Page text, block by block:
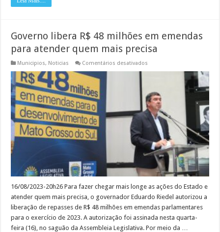
Governo libera R$ 48 milhões em emendas
para atender quem mais precisa
Municipios, Noticias Comentários desativados
milhões
em
emendas
para
atender
quem
mais
precisa
16/08/2023-20h26 Para fazer chegar mais longe as ações do Estado e
atender quem mais precisa, o governador Eduardo Riedel autorizou a
liberação de repasses de R$ 48 milhões em emendas parlamentares
para o exercício de 2023. A autorização foi assinada nesta quarta-
feira (16), no saguão da Assembleia Legislativa. Por meio da …